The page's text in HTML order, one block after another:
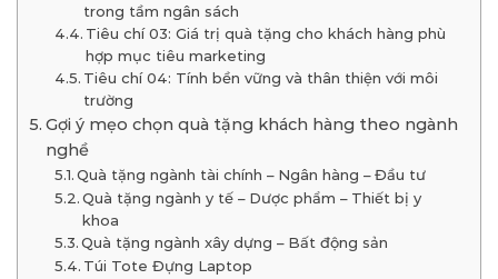
trong tầm ngân sách
Tiêu chí 03: Giá trị quà tặng cho khách hàng phù
hợp mục tiêu marketing
Tiêu chí 04: Tính bền vững và thân thiện với môi
trường
Gợi ý mẹo chọn quà tặng khách hàng theo ngành
nghề
Quà tặng ngành tài chính – Ngân hàng – Đầu tư
Quà tặng ngành y tế – Dược phẩm – Thiết bị y
khoa
Quà tặng ngành xây dựng – Bất động sản
Túi Tote Đựng Laptop